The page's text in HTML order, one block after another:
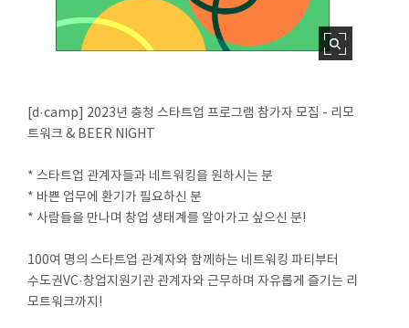
[d·camp] 2023년 충청 스타트업 프로그램 참가자 모집 - 리모
트워크 & BEER NIGHT
* 스타트업 관계자들과 네트워킹을 원하시는 분
* 바쁜 업무에 환기가 필요하신 분
* 사람들을 만나며 창업 생태계를 알아가고 싶으신 분!
100여 명의 스타트업 관계자와 함께하는 네트워킹 파티부터
수도권VC·창업지원기관 관계자와 근무하며 자유롭게 즐기는 리
모트워크까지!